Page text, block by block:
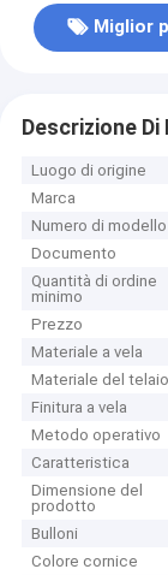
Miglior
Descrizione
Luogo di origine
Marca
Numero di modello
Documento
Quantità di ordine
minimo
Prezzo
Materiale a vela
Materiale del telaio
Finitura a vela
Metodo operativo
Caratteristica
Dimensione del
prodotto
Bulloni
Colore cornice